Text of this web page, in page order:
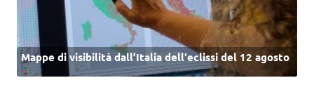
Mappe di visibilità dall’Italia dell'eclissi del 12 agosto